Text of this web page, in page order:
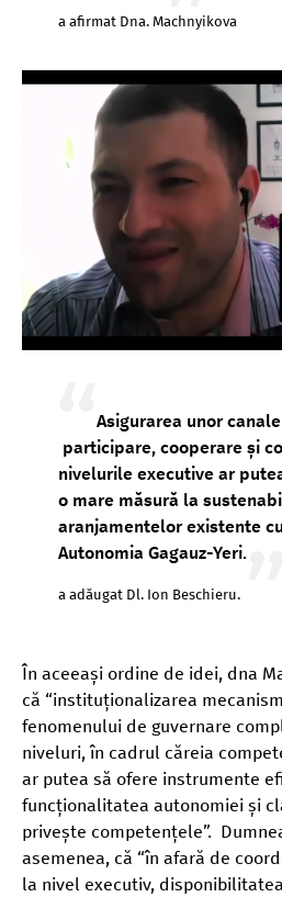
a afirmat Dna. Machnyikova
Asigurarea unor
participare, cooperare și
nivelurile executive ar
o mare măsură la
aranjamentelor existente
Autonomia Gagauz-Yeri.
a adăugat Dl. Ion Beschieru.
În aceeași ordine de idei, dna
că “instituționalizarea
fenomenului de guvernare
niveluri, în cadrul căreia
ar putea să ofere instrumente
funcționalitatea autonomiei și
privește competențele”.
asemenea, că “în afară de
la nivel executiv,